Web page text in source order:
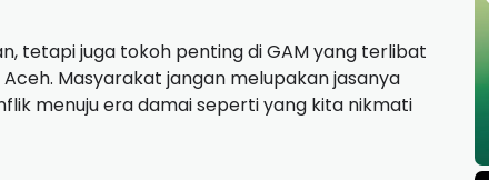
tetapi juga tokoh penting di GAM yang terlibat
Masyarakat jangan melupakan jasanya
menuju era damai seperti yang kita nikmati